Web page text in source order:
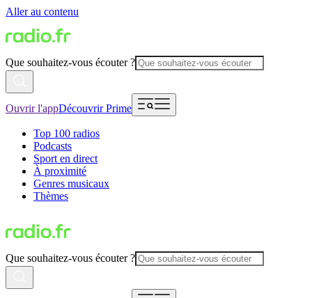
Aller au contenu
Que souhaitez-vous écouter ?
Ouvrir l'appDécouvrir Prime
Top 100 radios
Podcasts
Sport en direct
À proximité
Genres musicaux
Thèmes
Que souhaitez-vous écouter ?